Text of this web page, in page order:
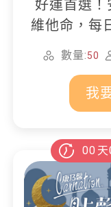
好運首選
維他命，每
數量:50
我
00 天